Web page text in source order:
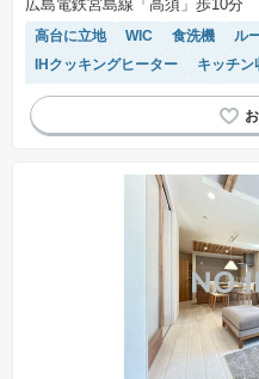
広島電鉄宮島線「高須」歩10分
高台に立地 WIC 食洗機
ル
IHクッキングヒーター
キッチン
駐車場（ハイルーフ）空き
接面
温水洗浄便座
閑
システムキッチン
SIC 浴室乾